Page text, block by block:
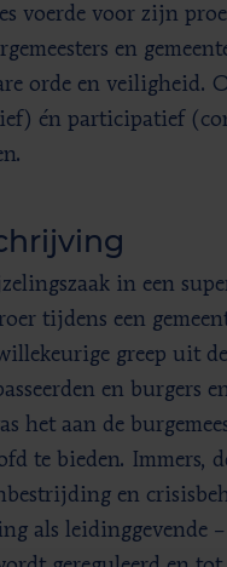
voerde voor zijn
en
orde en veiligheid.
én participatief
in een
tijdens een
greep uit
en burgers
het aan de
te bieden. Immers,
en
als leidinggevende